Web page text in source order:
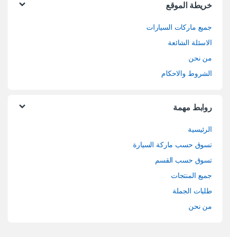
خريطة الموقع
جميع ماركات السيارات
الاسئلة الشائعة
من نحن
الشروط والاحكام
روابط مهمة
الرئيسية
تسوق حسب ماركة السيارة
تسوق حسب القسم
جميع المنتجات
طلبات الجملة
من نحن